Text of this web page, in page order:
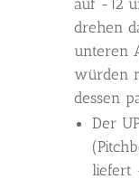
drehen
unteren
würden
dessen
Der
liefert